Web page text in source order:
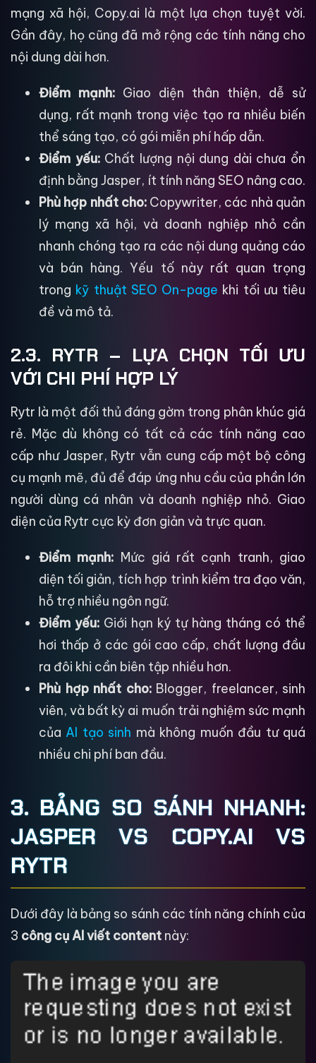
mạng xã hội, Copy.ai là một lựa chọn tuyệt vời.
Gần đây, họ cũng đã mở rộng các tính năng cho
nội dung dài hơn.
Điểm mạnh: Giao diện thân thiện, dễ sử
dụng, rất mạnh trong việc tạo ra nhiều biến
thể sáng tạo, có gói miễn phí hấp dẫn.
Điểm yếu:Chất lượng nội dung dài chưa ổn
định bằng Jasper, ít tính năng SEO nâng cao.
Phù hợp nhất cho:Copywriter, các nhà quản
lý mạng xã hội, và doanh nghiệp nhỏ cần
nhanh chóng tạo ra các nội dung quảng cáo
và bán hàng. Yếu tố này rất quan trọng
trong kỹ thuật SEO On-page khi tối ưu tiêu
đề và mô tả.
2.3. RYTR – LỰA CHỌN TỐI ƯU
VỚI CHI PHÍ HỢP LÝ
Rytr là một đối thủ đáng gờm trong phân khúc giá
rẻ. Mặc dù không có tất cả các tính năng cao
cấp như Jasper, Rytr vẫn cung cấp một bộ công
cụ mạnh mẽ, đủ để đáp ứng nhu cầu của phần lớn
người dùng cá nhân và doanh nghiệp nhỏ. Giao
diện của Rytr cực kỳ đơn giản và trực quan.
Điểm mạnh: Mức giá rất cạnh tranh, giao
diện tối giản, tích hợp trình kiểm tra đạo văn,
hỗ trợ nhiều ngôn ngữ.
Điểm yếu: Giới hạn ký tự hàng tháng có thể
hơi thấp ở các gói cao cấp, chất lượng đầu
ra đôi khi cần biên tập nhiều hơn.
Phù hợp nhất cho:Blogger, freelancer, sinh
viên, và bất kỳ ai muốn trải nghiệm sức mạnh
của AI tạo sinh mà không muốn đầu tư quá
nhiều chi phí ban đầu.
3. BẢNG SO SÁNH NHANH:
JASPER VS COPY.AI VS
RYTR
Dưới đây là bảng so sánh các tính năng chính của
3 công cụ AI viết content này: